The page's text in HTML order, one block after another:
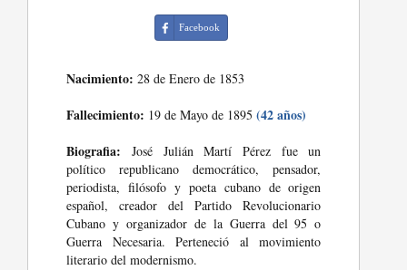
Facebook
Nacimiento: 28 de Enero de 1853
Fallecimiento: 19 de Mayo de 1895(42 años)
Biografia: José Julián Martí Pérez fue un
político republicano democrático, pensador,
periodista, filósofo y poeta cubano de origen
español, creador del Partido Revolucionario
Cubano y organizador de la Guerra del 95 o
Guerra Necesaria. Perteneció al movimiento
literario del modernismo.